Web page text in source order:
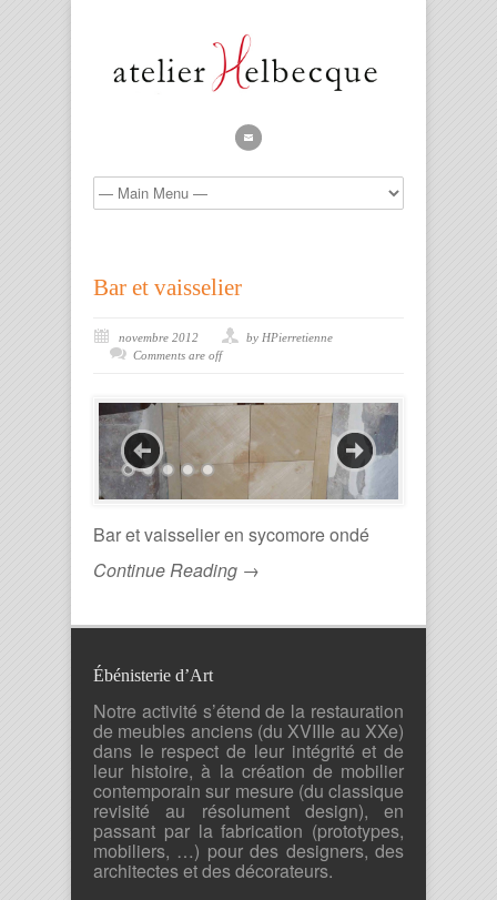
Bar et vaisselier
novembre 2012
by HPierretienne
Comments are off
Bar et vaisselier en sycomore ondé
Continue Reading →
Ébénisterie d’Art
Notre activité s’étend de la restauration
de meubles anciens (du XVIIIe au XXe)
dans le respect de leur intégrité et de
leur histoire, à la création de mobilier
contemporain sur mesure (du classique
revisité au résolument design), en
passant par la fabrication (prototypes,
mobiliers, …) pour des designers, des
architectes et des décorateurs.